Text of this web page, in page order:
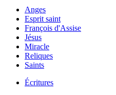
Anges
Esprit saint
François d'Assise
Jésus
Miracle
Reliques
Saints
Écritures